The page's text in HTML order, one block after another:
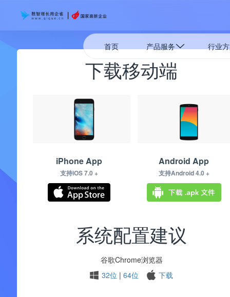
首页 产品服务 行业
下载移动端
iPhone App
支持iOS 7.0 +
Android App
支持Android 4.0 +
系统配置建议
谷歌Chrome浏览器
32位 | 64位 下载